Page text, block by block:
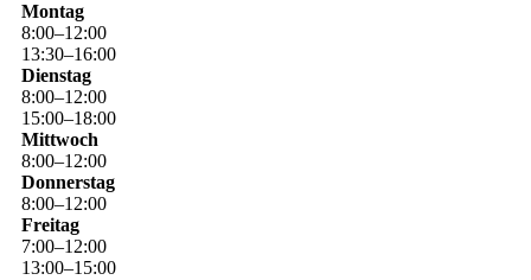
Montag
8:00–12:00
13:30–16:00
Dienstag
8:00–12:00
15:00–18:00
Mittwoch
8:00–12:00
Donnerstag
8:00–12:00
Freitag
7:00–12:00
13:00–15:00